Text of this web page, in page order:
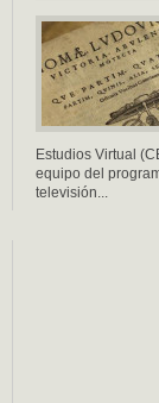
Estudios Virtual
equipo del
televisión...